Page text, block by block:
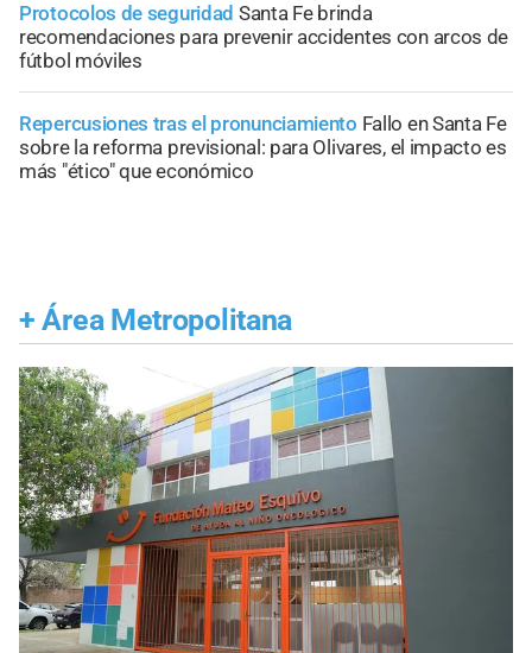
Protocolos de seguridad Santa Fe brinda
recomendaciones para prevenir accidentes con arcos de
fútbol móviles
Repercusiones tras el pronunciamiento Fallo en Santa Fe
sobre la reforma previsional: para Olivares, el impacto es
más "ético" que económico
+ Área Metropolitana